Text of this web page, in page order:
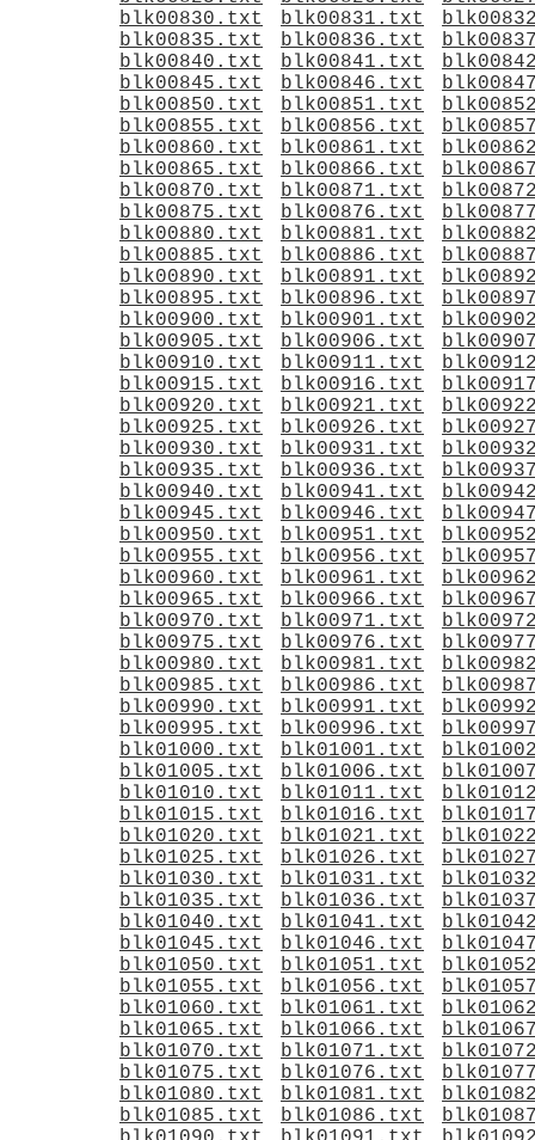
blk00830.txt
blk00831.txt
blk00835.txt
blk00836.txt
blk00840.txt
blk00841.txt
blk00845.txt
blk00846.txt
blk00850.txt
blk00851.txt
blk00855.txt
blk00856.txt
blk00860.txt
blk00861.txt
blk00865.txt
blk00866.txt
blk00870.txt
blk00871.txt
blk00875.txt
blk00876.txt
blk00880.txt
blk00881.txt
blk00885.txt
blk00886.txt
blk00890.txt
blk00891.txt
blk00895.txt
blk00896.txt
blk00900.txt
blk00901.txt
blk00905.txt
blk00906.txt
blk00910.txt
blk00911.txt
blk00915.txt
blk00916.txt
blk00920.txt
blk00921.txt
blk00925.txt
blk00926.txt
blk00930.txt
blk00931.txt
blk00935.txt
blk00936.txt
blk00940.txt
blk00941.txt
blk00945.txt
blk00946.txt
blk00950.txt
blk00951.txt
blk00955.txt
blk00956.txt
blk00960.txt
blk00961.txt
blk00965.txt
blk00966.txt
blk00970.txt
blk00971.txt
blk00975.txt
blk00976.txt
blk00980.txt
blk00981.txt
blk00985.txt
blk00986.txt
blk00990.txt
blk00991.txt
blk00995.txt
blk00996.txt
blk01000.txt
blk01001.txt
blk01005.txt
blk01006.txt
blk01010.txt
blk01011.txt
blk01015.txt
blk01016.txt
blk01020.txt
blk01021.txt
blk01025.txt
blk01026.txt
blk01030.txt
blk01031.txt
blk01035.txt
blk01036.txt
blk01040.txt
blk01041.txt
blk01045.txt
blk01046.txt
blk01050.txt
blk01051.txt
blk01055.txt
blk01056.txt
blk01060.txt
blk01061.txt
blk01065.txt
blk01066.txt
blk01070.txt
blk01071.txt
blk01075.txt
blk01076.txt
blk01080.txt
blk01081.txt
blk01085.txt
blk01086.txt